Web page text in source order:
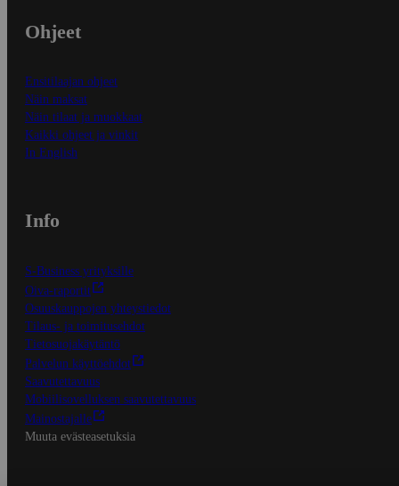
Ohjeet
Ensitilaajan ohjeet
Näin maksat
Näin tilaat ja muokkaat
Kaikki ohjeet ja vinkit
In English
Info
S-Business yrityksille
Oiva-raportit
Osuuskauppojen yhteystiedot
Tilaus- ja toimitusehdot
Tietosuojakäytäntö
Palvelun käyttöehdot
Saavutettavuus
Mobiilisovelluksen saavutettavuus
Mainostajalle
Muuta evästeasetuksia